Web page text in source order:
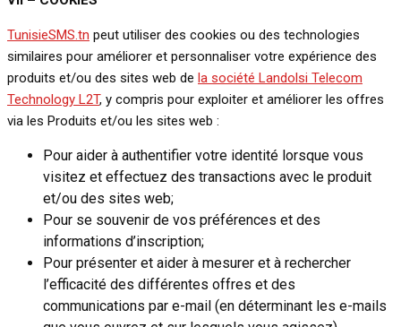
TunisieSMS.tn peut utiliser des cookies ou des technologies
similaires pour améliorer et personnaliser votre expérience des
produits et/ou des sites web de la société Landolsi Telecom
Technology L2T, y compris pour exploiter et améliorer les offres
via les Produits et/ou les sites web :
Pour aider à authentifier votre identité lorsque vous
visitez et effectuez des transactions avec le produit
et/ou des sites web;
Pour se souvenir de vos préférences et des
informations d’inscription;
Pour présenter et aider à mesurer et à rechercher
l’efficacité des différentes offres et des
communications par e-mail (en déterminant les e-mails